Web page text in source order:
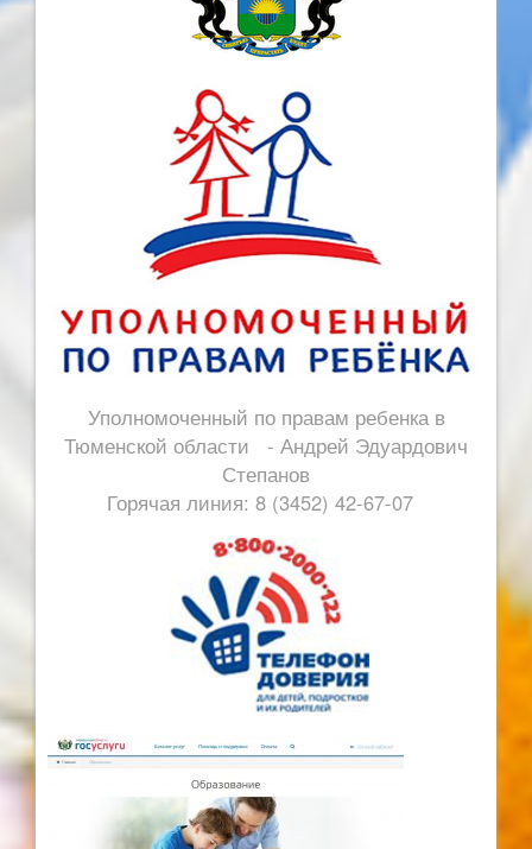
Уполномоченный по правам ребенка в
Тюменской области - Андрей Эдуардович
Степанов
Горячая линия: 8 (3452) 42-67-07